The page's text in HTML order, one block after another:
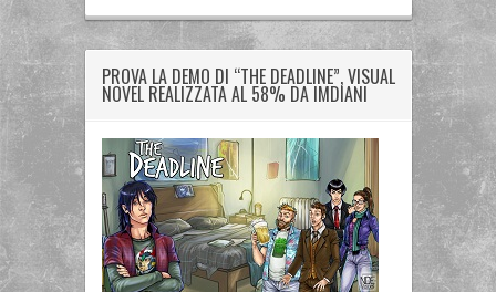
PROVA LA DEMO DI “THE DEADLINE”, VISUAL
NOVEL REALIZZATA AL 58% DA IMDIANI